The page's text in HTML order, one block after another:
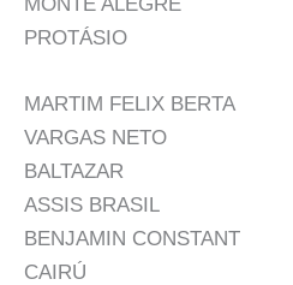
PROTÁSIO
MARTIM FELIX BERTA
VARGAS NETO
BALTAZAR
ASSIS BRASIL
BENJAMIN CONSTANT
CAIRÚ